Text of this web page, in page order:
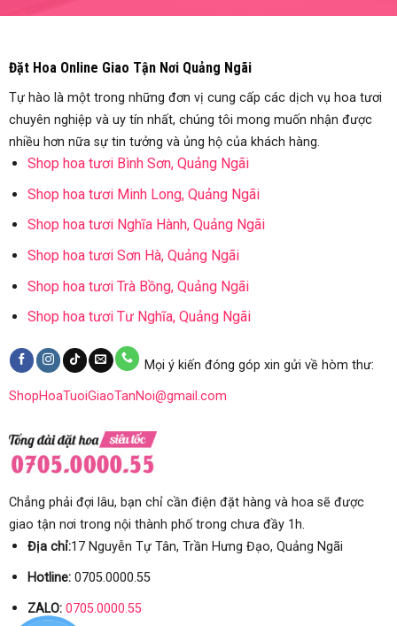
Đặt Hoa Online Giao Tận Nơi Quảng Ngãi
Tự hào là một trong những đơn vị cung cấp các dịch vụ hoa tươi
chuyên nghiệp và uy tín nhất, chúng tôi mong muốn nhận được
nhiều hơn nữa sự tin tưởng và ủng hộ của khách hàng.
Shop hoa tươi Bình Sơn, Quảng Ngãi
Shop hoa tươi Minh Long, Quảng Ngãi
Shop hoa tươi Nghĩa Hành, Quảng Ngãi
Shop hoa tươi Sơn Hà, Quảng Ngãi
Shop hoa tươi Trà Bồng, Quảng Ngãi
Shop hoa tươi Tư Nghĩa, Quảng Ngãi
Mọi ý kiến đóng góp xin gửi về hòm thư:
ShopHoaTuoiGiaoTanNoi@gmail.com
Chẳng phải đợi lâu, bạn chỉ cần điện đặt hàng và hoa sẽ được
giao tận nơi trong nội thành phố trong chưa đầy 1h.
Địa chỉ:17 Nguyễn Tự Tân, Trần Hưng Đạo, Quảng Ngãi
Hotline:0705.0000.55
ZALO: 0705.0000.55